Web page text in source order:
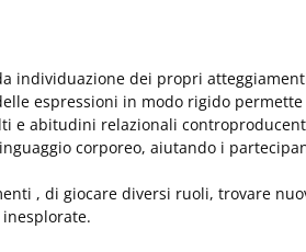
individuazione dei propri
espressioni in modo rigido
e abitudini relazionali
corporeo, aiutando i
, di giocare diversi ruoli, trovare